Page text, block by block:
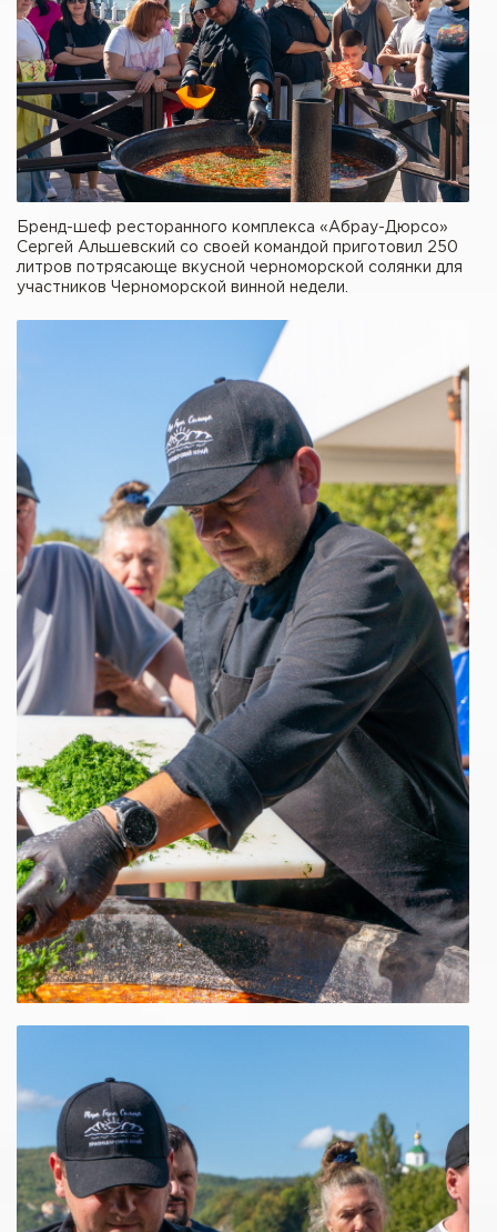
Бренд-шеф ресторанного комплекса «Абрау-Дюрсо»
Сергей Альшевский со своей командой приготовил 250
литров потрясающе вкусной черноморской солянки для
участников Черноморской винной недели.